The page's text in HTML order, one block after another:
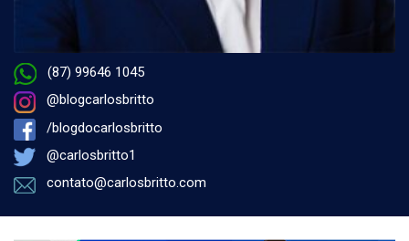
(87) 99646 1045
@blogcarlosbritto
/blogdocarlosbritto
@carlosbritto1
contato@carlosbritto.com